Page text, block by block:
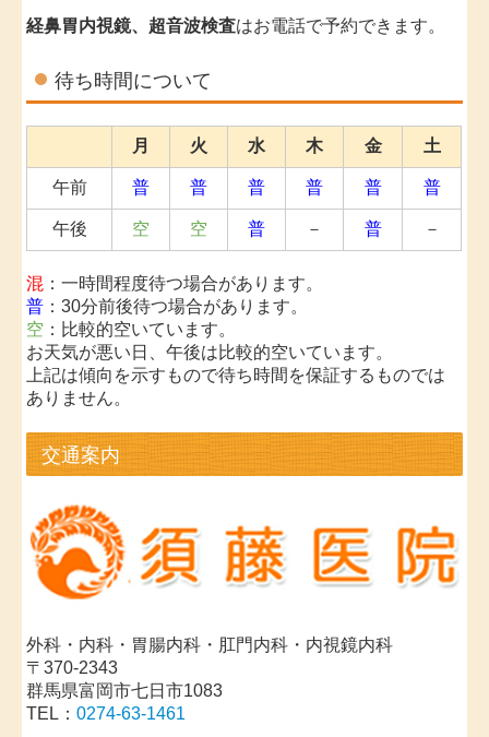
経鼻胃内視鏡、超音波検査はお電話で予約できます。
待ち時間について
月 火 水 木 金 土
午前 普 普 普 普 普 普
午後 空 空 普 － 普 －
混 ：一時間程度待つ場合があります。
普 ：30分前後待つ場合があります。
空 ： 比較的空いています。
お天気が悪い日、午後は比較的空いています。
上記は傾向を示すもので待ち時間を保証するものでは
ありません。
交通案内
外科・内科・胃腸内科・肛門内科・内視鏡内科
〒370-2343
群馬県富岡市七日市1083
TEL：0274-63-1461